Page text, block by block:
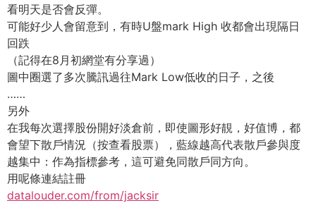
看明天是否會反彈。
可能好少人會留意到，有時U盤mark High 收都會出現隔日
回跌
（記得在8月初網堂有分享過）
圖中圈選了多次騰訊過往Mark Low低收的日子，之後
……
另外
在我每次選擇股份開好淡倉前，即使圖形好靚，好值博，都
會望下散戶情況（按查看股票），藍線越高代表散戶參與度
越集中：作為指標參考，這可避免同散戶同方向。
用呢條連結註冊
datalouder.com/from/jacksir